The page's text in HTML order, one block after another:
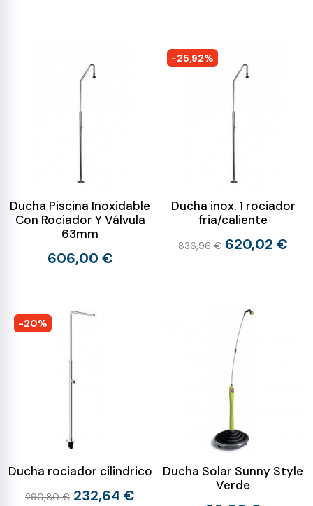
Ducha Piscina Inoxidable
Con Rociador Y Válvula
63mm
606,00 €
-25,92%
Ducha inox. 1 rociador
fria/caliente
836,96 € 620,02 €
-20%
Ducha rociador cilindrico
290,80 € 232,64 €
Ducha Solar Sunny Style
Verde